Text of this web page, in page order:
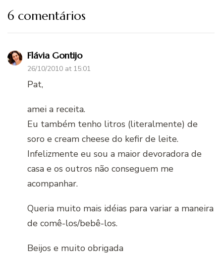
6 comentários
Flávia Gontijo
26/10/2010 at 15:01
Pat,
amei a receita.
Eu também tenho litros (literalmente) de
soro e cream cheese do kefir de leite.
Infelizmente eu sou a maior devoradora de
casa e os outros não conseguem me
acompanhar.
Queria muito mais idéias para variar a maneira
de comê-los/bebê-los.
Beijos e muito obrigada